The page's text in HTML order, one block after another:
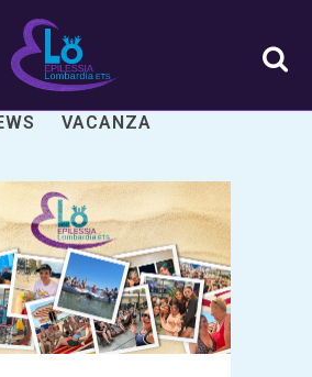
ATTIVITÀ
VACANZA